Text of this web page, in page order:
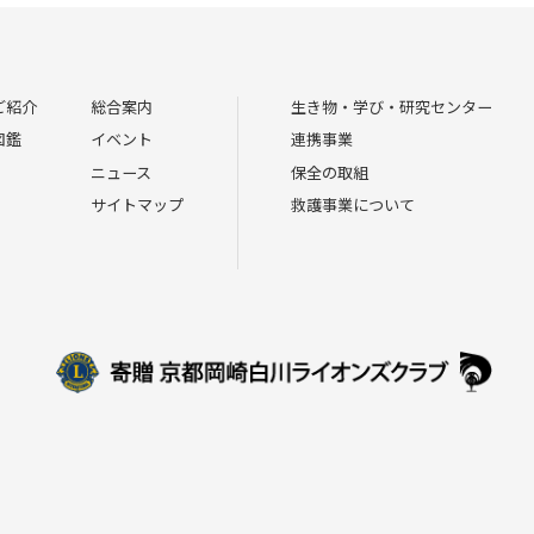
紹介
鑑
総合案内
イベント
ニュース
サイトマップ
生き物・学び・研究センター
連携事業
保全の取組
救護事業について